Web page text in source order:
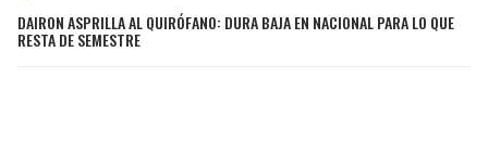
DAIRON ASPRILLA AL QUIRÓFANO: DURA BAJA EN NACIONAL PARA LO QUE
RESTA DE SEMESTRE